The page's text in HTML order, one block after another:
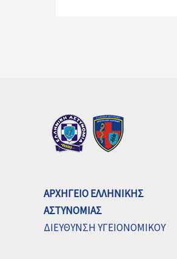
ΑΡΧΗΓΕΙΟ ΕΛΛΗΝΙΚΗΣ
ΑΣΤΥΝΟΜΙΑΣ
ΔΙΕΥΘΥΝΣΗ ΥΓΕΙΟΝΟΜΙΚΟΥ